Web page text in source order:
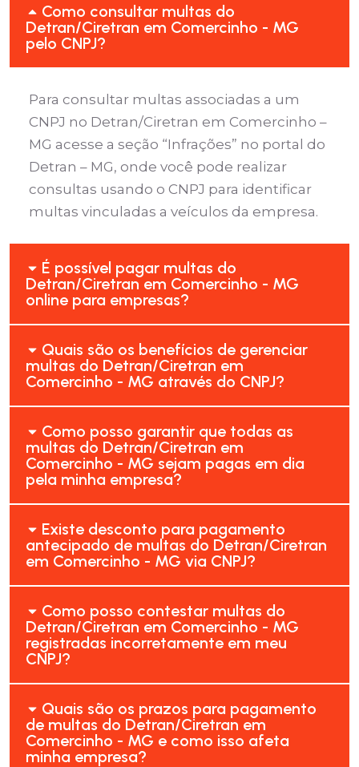
Como consultar multas do
Detran/Ciretran em Comercinho - MG
pelo CNPJ?
Para consultar multas associadas a um
CNPJ no Detran/Ciretran em Comercinho –
MG acesse a seção “Infrações” no portal do
Detran – MG, onde você pode realizar
consultas usando o CNPJ para identificar
multas vinculadas a veículos da empresa.
É possível pagar multas do
Detran/Ciretran em Comercinho - MG
online para empresas?
Quais são os benefícios de gerenciar
multas do Detran/Ciretran em
Comercinho - MG através do CNPJ?
Como posso garantir que todas as
multas do Detran/Ciretran em
Comercinho - MG sejam pagas em dia
pela minha empresa?
Existe desconto para pagamento
antecipado de multas do Detran/Ciretran
em Comercinho - MG via CNPJ?
Como posso contestar multas do
Detran/Ciretran em Comercinho - MG
registradas incorretamente em meu
CNPJ?
Quais são os prazos para pagamento
de multas do Detran/Ciretran em
Comercinho - MG e como isso afeta
minha empresa?